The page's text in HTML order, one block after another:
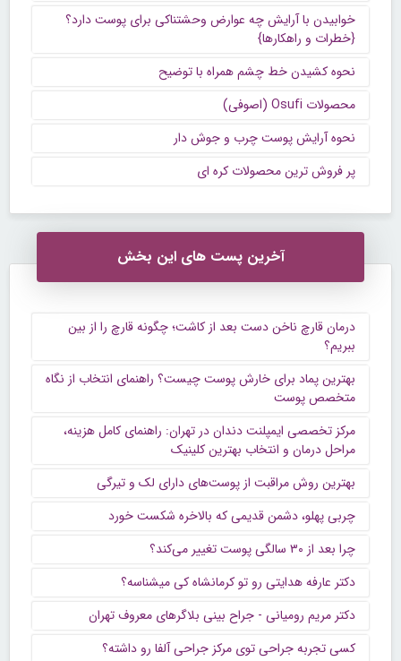
خوابیدن با آرایش چه عوارض وحشتناکی برای پوست دارد؟
{خطرات و راهکارها}
نحوه کشیدن خط چشم همراه با توضیح
محصولات Osufi (اصوفی)
نحوه آرایش پوست چرب و جوش دار
پر فروش ترین محصولات کره ای
آخرین پست های این بخش
درمان قارچ ناخن دست بعد از کاشت؛ چگونه قارچ را از بین
ببریم؟
بهترین پماد برای خارش پوست چیست؟ راهنمای انتخاب از نگاه
متخصص پوست
مرکز تخصصی ایمپلنت دندان در تهران: راهنمای کامل هزینه،
مراحل درمان و انتخاب بهترین کلینیک
بهترین روش مراقبت از پوست‌های دارای لک و تیرگی
چربی پهلو، دشمن قدیمی که بالاخره شکست خورد
چرا بعد از ۳۰ سالگی پوست تغییر می‌کند؟
دکتر عارفه هدایتی رو تو کرمانشاه کی میشناسه؟
دکتر مریم رومیانی - جراح بینی بلاگرهای معروف تهران
کسی تجربه جراحی توی مرکز جراحی آلفا رو داشته؟